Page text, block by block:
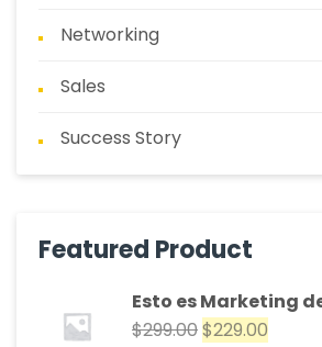
Networking
Sales
Success Story
Featured Product
Esto es Marketing
$299.00$229.00